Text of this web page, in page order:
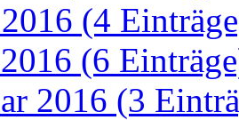
(4
(6
2016 (3